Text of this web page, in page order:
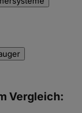
Vergleich: